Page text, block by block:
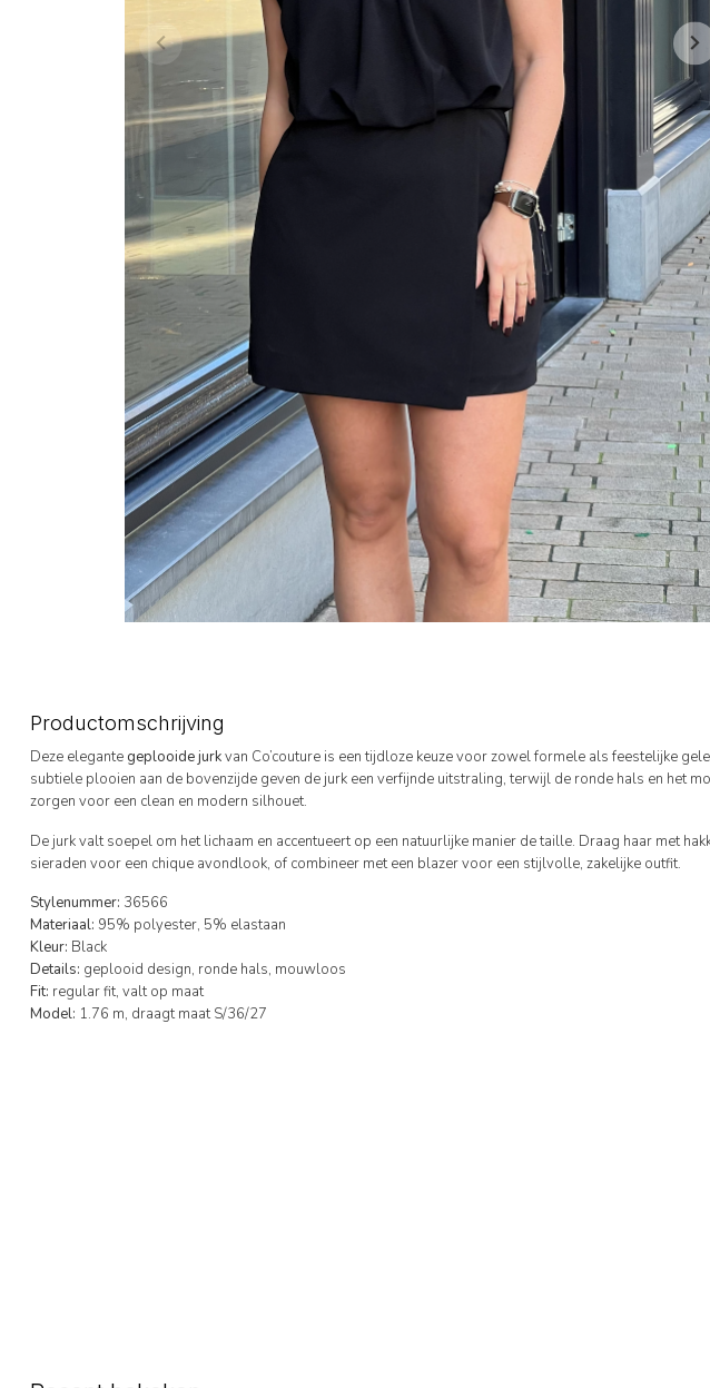
Productomschrijving
Deze elegante geplooide jurkvan Co’couture is een tijdloze keuze voor zowel formele als feestelijke
subtiele plooien aan de bovenzijde geven de jurk een verfijnde uitstraling, terwijl de ronde hals en het
zorgen voor een clean en modern silhouet.
De jurk valt soepel om het lichaam en accentueert op een natuurlijke manier de taille. Draag haar met
sieraden voor een chique avondlook, of combineer met een blazer voor een stijlvolle, zakelijke outfit.
Stylenummer: 36566
Materiaal: 95% polyester, 5% elastaan
Kleur: Black
Details: geplooid design, ronde hals, mouwloos
Fit: regular fit, valt op maat
Model: 1.76 m, draagt maat S/36/27